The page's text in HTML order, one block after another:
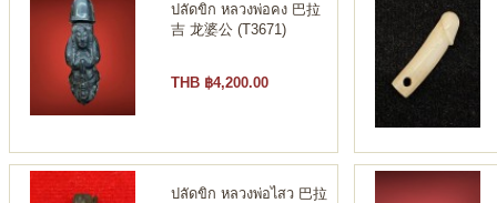
ปลัดขิก หลวงพ่อคง 巴拉
吉 龙婆公 (T3671)
THB ฿4,200.00
ปลัดขิก หลวงพ่อไสว 巴拉